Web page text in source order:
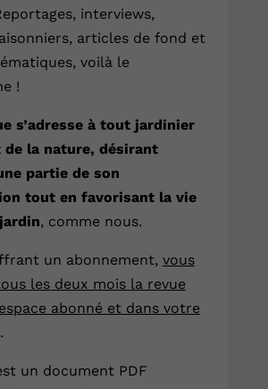
interviews,
articles de fond et
voilà le
!
s’adresse à tout jardinier
de la nature, désirant
partie de son
tout en favorisant la vie
, comme nous.
un abonnement, vous
les deux mois la revue
abonné et dans votre
.
un document PDF